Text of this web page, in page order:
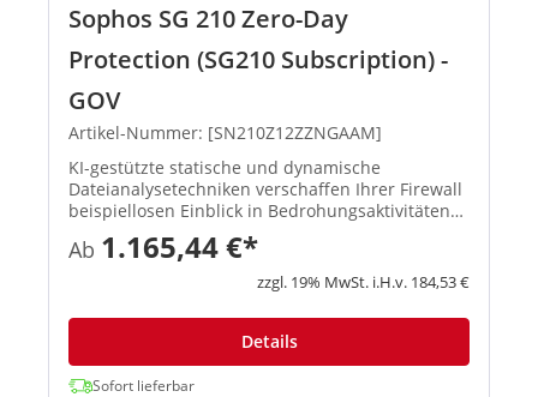
Sophos SG 210 Zero-Day
Protection (SG210 Subscription) -
GOV
Artikel-Nummer: [SN210Z12ZZNGAAM]
KI-gestützte statische und dynamische
Dateianalysetechniken verschaffen Ihrer Firewall
beispiellosen Einblick in Bedrohungsaktivitäten
und identifizieren und blockieren so effektiv
Ransomware sowie andere bekannte und
unbekannte Bedrohungen. Mit d...
Ab 1.165,44 €*
zzgl. 19% MwSt. i.H.v. 184,53 €
Details
Sofort lieferbar